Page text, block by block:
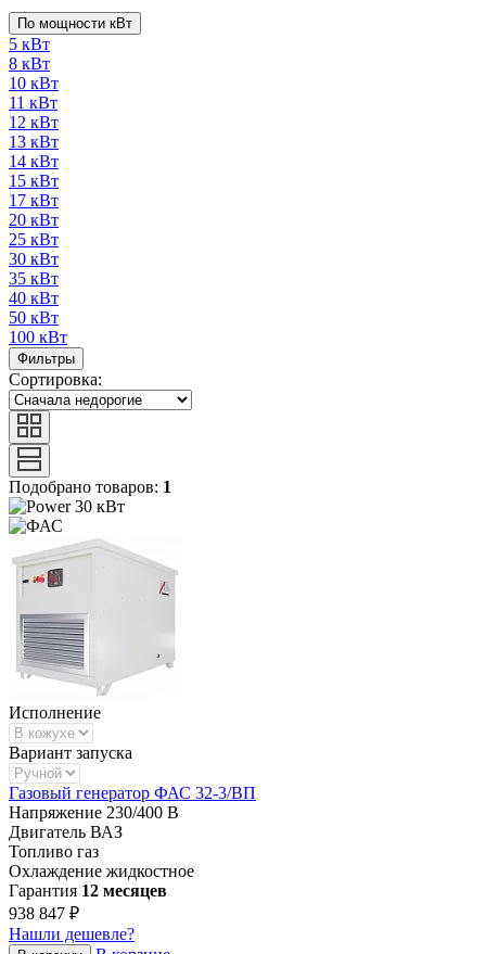
По мощности кВт
5 кВт
8 кВт
10 кВт
11 кВт
12 кВт
13 кВт
14 кВт
15 кВт
17 кВт
20 кВт
25 кВт
30 кВт
35 кВт
40 кВт
50 кВт
100 кВт
Фильтры
Сортировка:
Подобрано товаров: 1
30 кВт
Исполнение
Вариант запуска
Газовый генератор ФАС 32-3/ВП
Напряжение 230/400 В
Двигатель ВАЗ
Топливо газ
Охлаждение жидкостное
Гарантия 12 месяцев
938 847 ₽
Нашли дешевле?